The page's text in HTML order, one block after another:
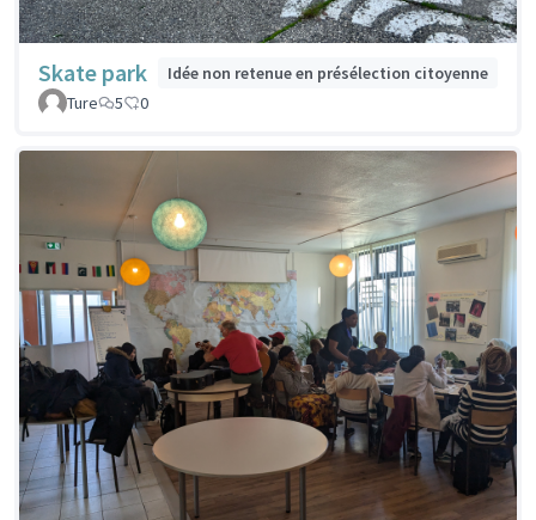
Skate park
Idée non retenue en présélection citoyenne
Ture
5 0